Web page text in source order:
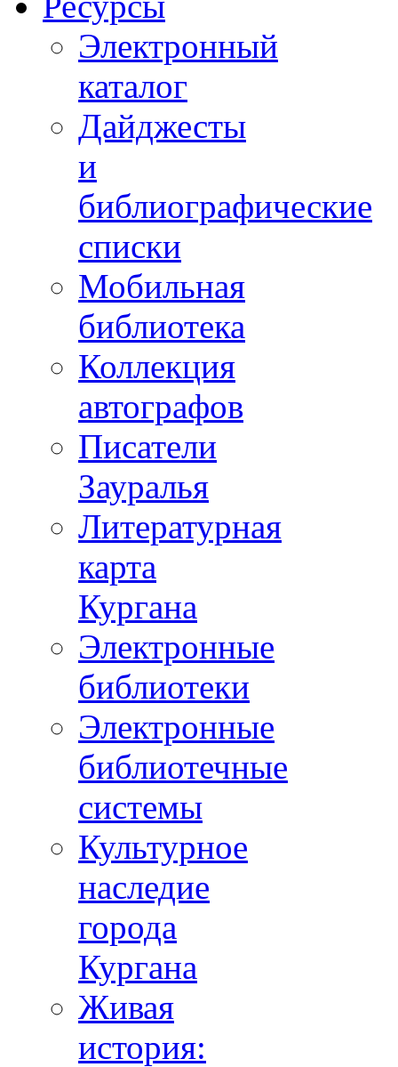
Электронный
каталог
Дайджесты
и
библиографические
списки
Мобильная
библиотека
Коллекция
автографов
Писатели
Зауралья
Литературная
карта
Кургана
Электронные
библиотеки
Электронные
библиотечные
системы
Культурное
наследие
города
Кургана
Живая
история: